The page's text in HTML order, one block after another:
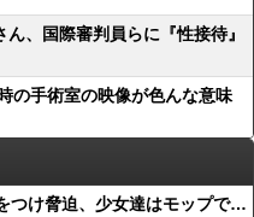
、国際審判員らに『性接待』
の手術室の映像が色んな意味
つけ脅迫、少女達はモップで…